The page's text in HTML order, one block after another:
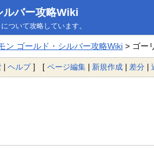
ルバー攻略Wiki
ついて攻略しています。
ン ゴールド・シルバー攻略Wiki> ゴー
| ヘルプ] [ ページ編集 | 新規作成 | 差分 |